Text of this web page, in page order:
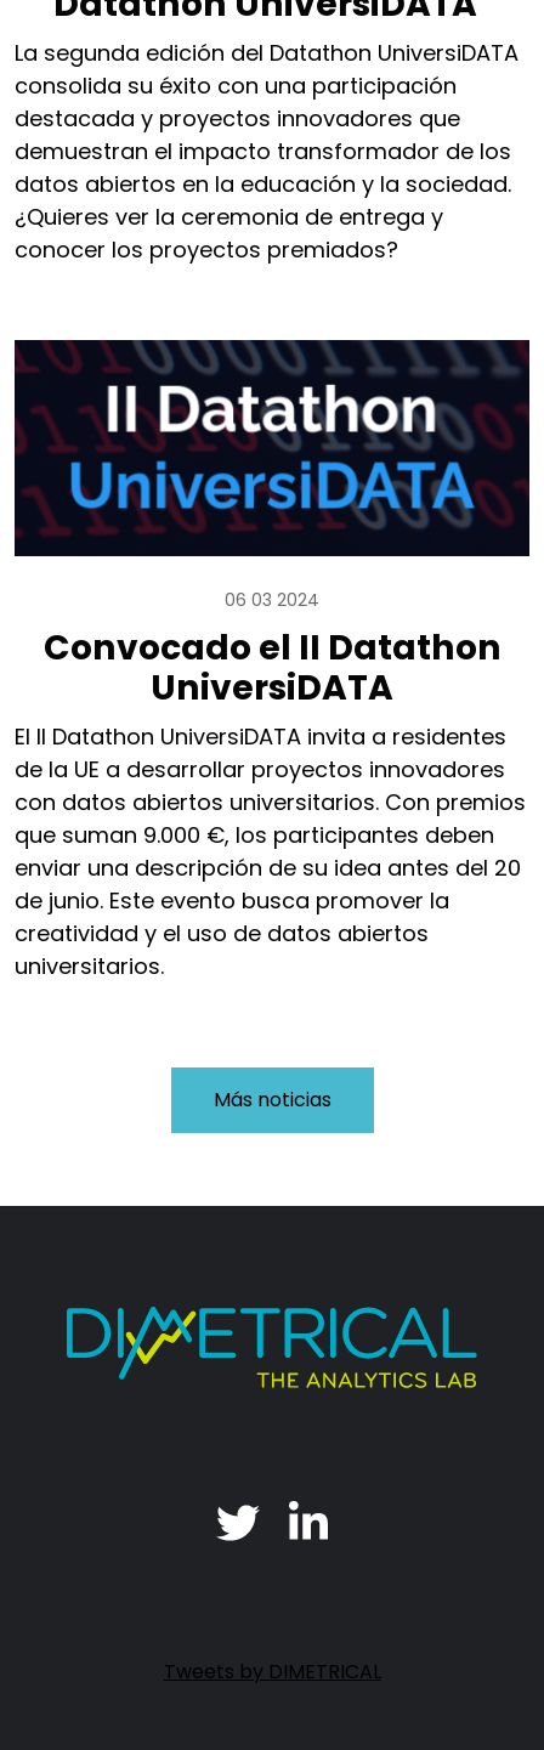
La segunda edición del Datathon UniversiDATA
consolida su éxito con una participación
destacada y proyectos innovadores que
demuestran el impacto transformador de los
datos abiertos en la educación y la sociedad.
¿Quieres ver la ceremonia de entrega y
conocer los proyectos premiados?
06 03 2024
Convocado el II Datathon
UniversiDATA
El II Datathon UniversiDATA invita a residentes
de la UE a desarrollar proyectos innovadores
con datos abiertos universitarios. Con premios
que suman 9.000 €, los participantes deben
enviar una descripción de su idea antes del 20
de junio. Este evento busca promover la
creatividad y el uso de datos abiertos
universitarios.
Más noticias
Tweets by DIMETRICAL